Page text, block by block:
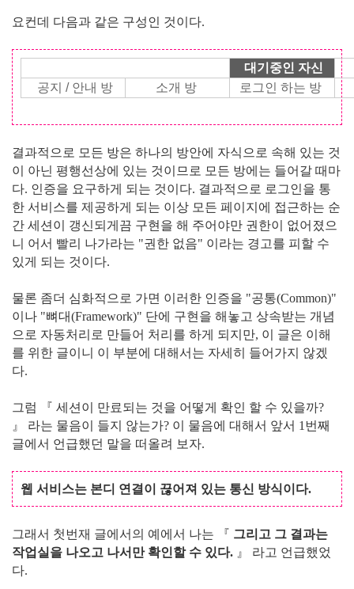
요컨데 다음과 같은 구성인 것이다.
대기중인 자신
공지 / 안내 방
소개 방 로그인 하는 방
결과적으로 모든 방은 하나의 방안에 자식으로 속해 있는 것
이 아닌 평행선상에 있는 것이므로 모든 방에는 들어갈 때마
다. 인증을 요구하게 되는 것이다. 결과적으로 로그인을 통
한 서비스를 제공하게 되는 이상 모든 페이지에 접근하는 순
간 세션이 갱신되게끔 구현을 해 주어야만 권한이 없어졌으
니 어서 빨리 나가라는 "권한 없음" 이라는 경고를 피할 수
있게 되는 것이다.
물론 좀더 심화적으로 가면 이러한 인증을 "공통(Common)"
이나 "뼈대(Framework)" 단에 구현을 해놓고 상속받는 개념
으로 자동처리로 만들어 처리를 하게 되지만, 이 글은 이해
를 위한 글이니 이 부분에 대해서는 자세히 들어가지 않겠
다.
그럼 『 세션이 만료되는 것을 어떻게 확인 할 수 있을까?
』 라는 물음이 들지 않는가? 이 물음에 대해서 앞서 1번째
글에서 언급했던 말을 떠올려 보자.
웹 서비스는 본디 연결이 끊어져 있는 통신 방식이다.
그래서 첫번재 글에서의 예에서 나는 『 그리고 그 결과는
작업실을 나오고 나서만 확인할 수 있다. 』 라고 언급했었
다.